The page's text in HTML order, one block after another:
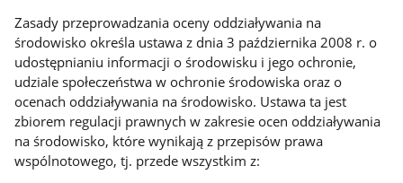
Zasady przeprowadzania oceny oddziaływania na
środowisko określa ustawa z dnia 3 października 2008 r. o
udostępnianiu informacji o środowisku i jego ochronie,
udziale społeczeństwa w ochronie środowiska oraz o
ocenach oddziaływania na środowisko. Ustawa ta jest
zbiorem regulacji prawnych w zakresie ocen oddziaływania
na środowisko, które wynikają z przepisów prawa
wspólnotowego, tj. przede wszystkim z: